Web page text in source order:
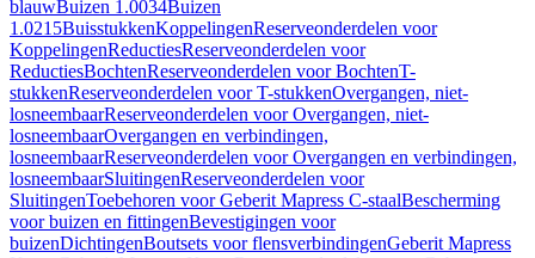
blauwBuizen 1.0034Buizen
1.0215BuisstukkenKoppelingenReserveonderdelen voor
KoppelingenReductiesReserveonderdelen voor
ReductiesBochtenReserveonderdelen voor BochtenT-
stukkenReserveonderdelen voor T-stukkenOvergangen, niet-
losneembaarReserveonderdelen voor Overgangen, niet-
losneembaarOvergangen en verbindingen,
losneembaarReserveonderdelen voor Overgangen en verbindingen,
losneembaarSluitingenReserveonderdelen voor
SluitingenToebehoren voor Geberit Mapress C-staalBescherming
voor buizen en fittingenBevestigingen voor
buizenDichtingenBoutsets voor flensverbindingenGeberit Mapress